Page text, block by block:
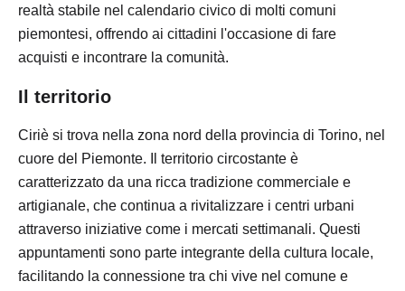
realtà stabile nel calendario civico di molti comuni
piemontesi, offrendo ai cittadini l'occasione di fare
acquisti e incontrare la comunità.
Il territorio
Ciriè si trova nella zona nord della provincia di Torino, nel
cuore del Piemonte. Il territorio circostante è
caratterizzato da una ricca tradizione commerciale e
artigianale, che continua a rivitalizzare i centri urbani
attraverso iniziative come i mercati settimanali. Questi
appuntamenti sono parte integrante della cultura locale,
facilitando la connessione tra chi vive nel comune e